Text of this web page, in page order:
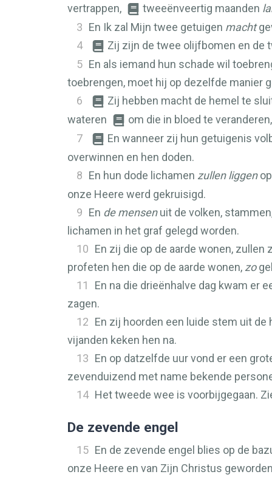
vertrappen,
tweeënveertig maanden
3 En Ik zal Mijn twee getuigen macht
4
Zij zijn de twee olijfbomen en de
5 En als iemand hun schade wil
toebrengen, moet hij op dezelfde manier
6
Zij hebben macht de hemel te
wateren
om die in bloed te
7
En wanneer zij hun getuigenis
overwinnen en hen doden.
8 En hun dode lichamen zullen liggen
onze Heere werd gekruisigd.
9 En de mensenuit de volken,
lichamen in het graf gelegd worden.
10 En zij die op de aarde wonen,
profeten hen die op de aarde wonen, zo
11
En na die drieënhalve dag kwam er
zagen.
12 En zij hoorden een luide stem uit de
vijanden keken hen na.
13 En op datzelfde uur vond er een
zevenduizend met name bekende
14 Het tweede wee is voorbijgegaan.
De zevende engel
15 En de zevende engel blies op de
onze Heere en van Zijn Christus